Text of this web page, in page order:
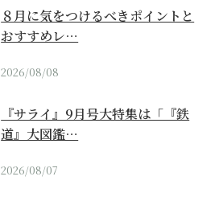
８月に気をつけるべきポイントと
おすすめレ…
2026/08/08
『サライ』9月号大特集は「『鉄
道』大図鑑…
2026/08/07